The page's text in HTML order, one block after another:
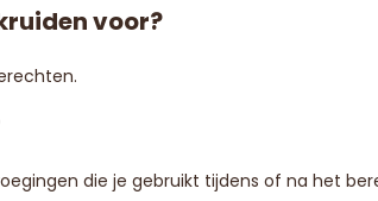
voor?
die je gebruikt tijdens of na het